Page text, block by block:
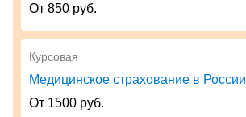
От 850 руб.
Курсовая
Медицинское страхование в России
От 1500 руб.